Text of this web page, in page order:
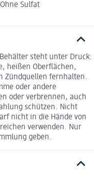
Sulfat
steht unter Druck:
heißen Oberflächen,
Zündquellen fernhalten.
oder andere
oder verbrennen, auch
schützen. Nicht
nicht in die Hände von
verwenden. Nur
geben.